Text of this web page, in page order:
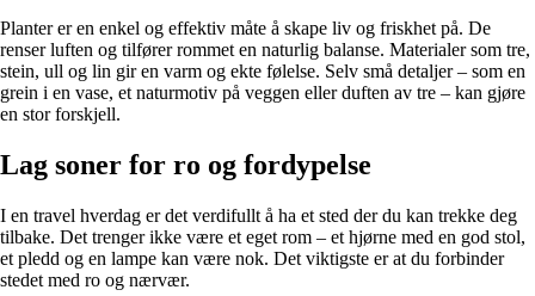
Planter er en enkel og effektiv måte å skape liv og friskhet på. De
renser luften og tilfører rommet en naturlig balanse. Materialer som tre,
stein, ull og lin gir en varm og ekte følelse. Selv små detaljer – som en
grein i en vase, et naturmotiv på veggen eller duften av tre – kan gjøre
en stor forskjell.
Lag soner for ro og fordypelse
I en travel hverdag er det verdifullt å ha et sted der du kan trekke deg
tilbake. Det trenger ikke være et eget rom – et hjørne med en god stol,
et pledd og en lampe kan være nok. Det viktigste er at du forbinder
stedet med ro og nærvær.